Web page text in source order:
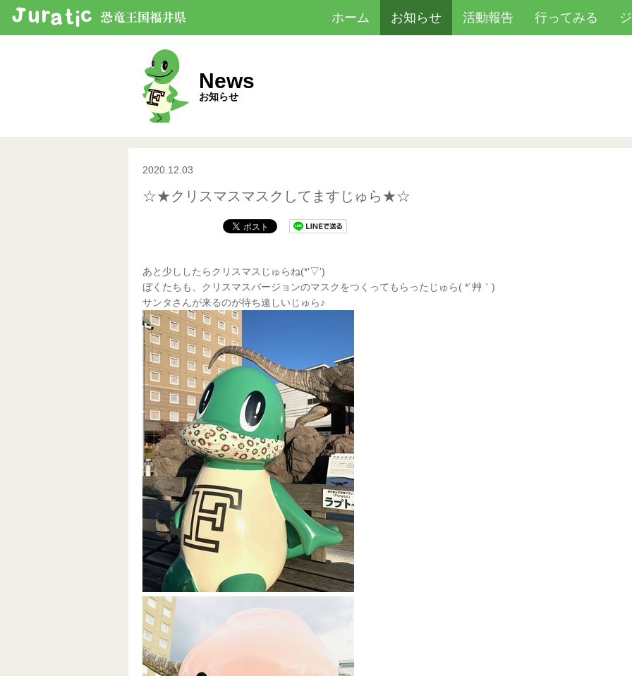
ホーム お知らせ 活動報告 行ってみる
News
お知らせ
2020.12.03
☆★クリスマスマスクしてますじゅら★☆
あと少ししたらクリスマスじゅらね(*'▽')
ぼくたちも、クリスマスバージョンのマスクをつくってもらったじゅら( *´艸｀)
サンタさんが来るのが待ち遠しいじゅら♪